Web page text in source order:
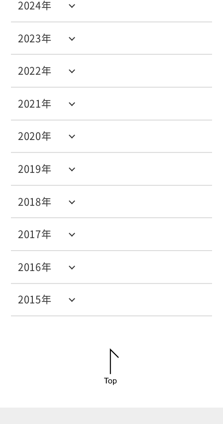
2015年
2016年
2017年
2018年
2019年
2020年
2021年
2022年
2023年
2024年